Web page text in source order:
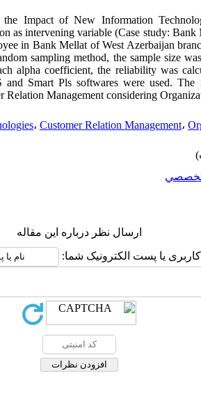
Impact of New Information
as intervening variable (Case study:
in Bank Mellat of West Azerbaijan
sampling method, the sample size
alpha coefficient, the reliability was
and Smart Pls softwares were used.
Management considering
، Customer Relation Management،
ارسال نظر درباره این مقاله
کاربری یا پست الکترونیک شما: